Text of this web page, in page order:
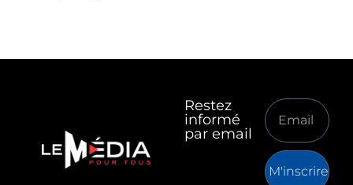
Restez
informé
par email
M'inscrire